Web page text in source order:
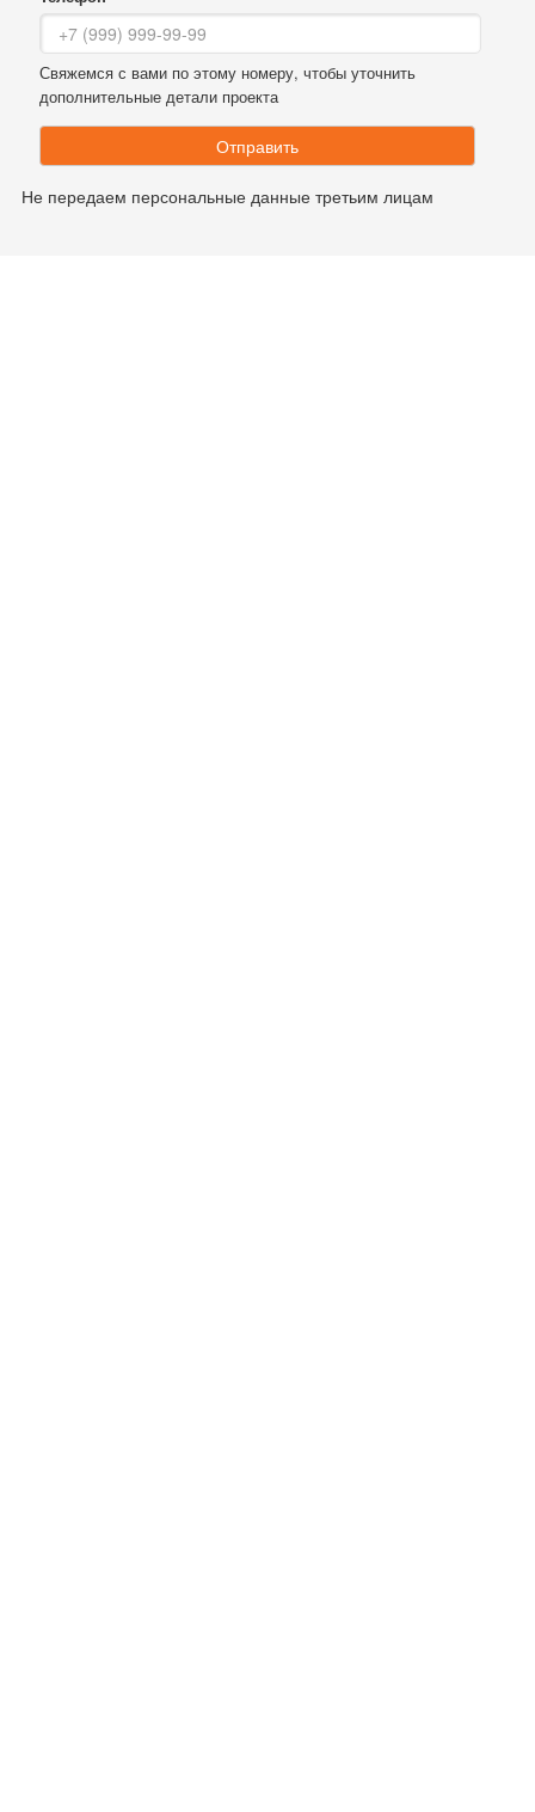
Свяжемся с вами по этому номеру, чтобы уточнить
дополнительные детали проекта
Отправить
Не передаем персональные данные третьим лицам